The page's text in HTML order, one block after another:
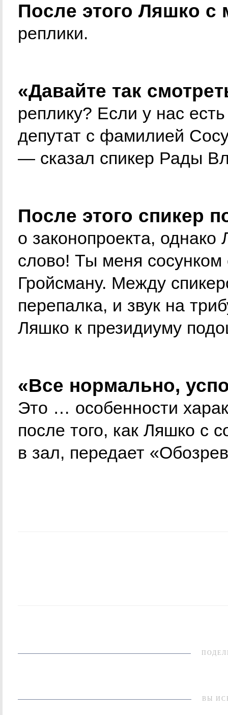
После этого Ляшко с
реплики.
«Давайте так
реплику? Если у нас
депутат с фамилией
— сказал спикер Рады
После этого спикер
о законопроекта,
слово! Ты меня
Гройсману. Между
перепалка, и звук на
Ляшко к президиуму
«Все нормально,
Это … особенности
после того, как Ляшко с
в зал, передает
ВЫ